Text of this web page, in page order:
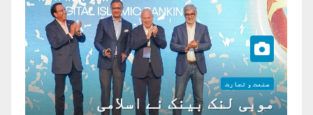
صنعت و تجارت
موبی لنک بینک نے اسلامی